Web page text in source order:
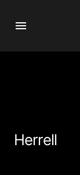
Herrell